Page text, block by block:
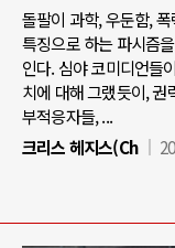
돌팔이 과학, 우둔함,
특징으로 하는 파시즘
인다. 심야 코미디언들
치에 대해 그랬듯이,
부적응자들, ...
크리스 헤지스(Ch